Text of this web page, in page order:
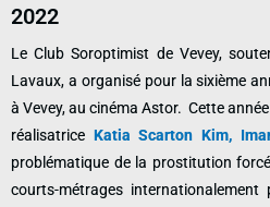
2022
Le Club Soroptimist de Vevey,
Lavaux, a organisé pour la sixième
à Vevey, au cinéma Astor. Cette
réalisatrice Katia Scarton Kim,
problématique de la prostitution
courts-métrages